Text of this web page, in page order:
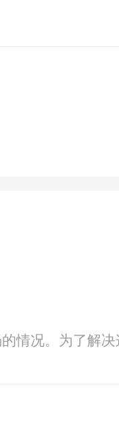
情况。为了解